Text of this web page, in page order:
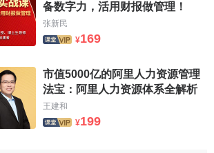
备数字力，活用财报做管理！
张新民
¥169
市值5000亿的阿里人力资源管理
法宝：阿里人力资源体系全解析
王建和
¥199